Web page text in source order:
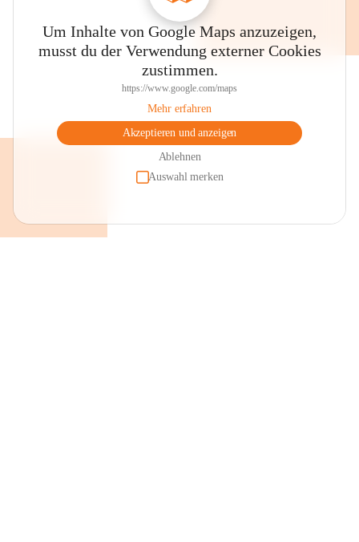
Um Inhalte von Google Maps anzuzeigen,
musst du der Verwendung externer Cookies
zustimmen.
https://www.google.com/maps
Mehr erfahren
Akzeptieren und anzeigen
Ablehnen
Auswahl merken